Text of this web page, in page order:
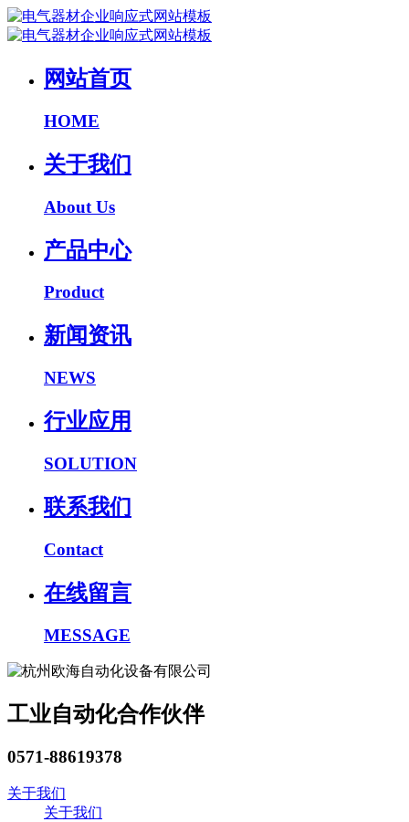
网站首页
HOME
关于我们
About Us
产品中心
Product
新闻资讯
NEWS
行业应用
SOLUTION
联系我们
Contact
在线留言
MESSAGE
工业自动化合作伙伴
0571-88619378
关于我们
关于我们